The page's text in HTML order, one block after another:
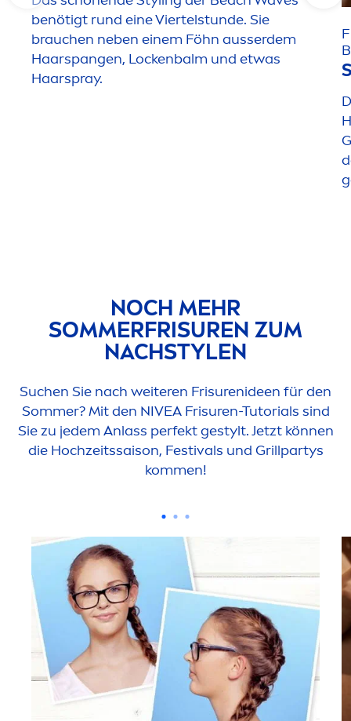
benötigt rund eine Viertelstunde. Sie
brauchen neben einem Föhn ausserdem
Haarspangen, Lockenbalm und etwas
Haarspray.
NOCH MEHR
SOMMERFRISUREN ZUM
NACHSTYLEN
Suchen Sie nach weiteren Frisurenideen für den
Sommer? Mit den NIVEAFrisuren-Tutorials sind
Sie zu jedem Anlass perfekt gestylt. Jetzt können
die Hochzeitssaison, Festivals und Grillpartys
kommen!